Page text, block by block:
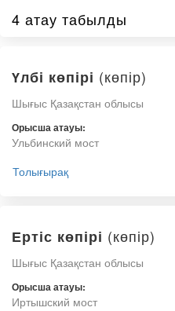
4 атау табылды
Үлбі көпірі (көпір)
Шығыс Қазақстан облысы
Орысша атауы:
Ульбинский мост
Толығырақ
Ертіс көпірі (көпір)
Шығыс Қазақстан облысы
Орысша атауы:
Иртышский мост